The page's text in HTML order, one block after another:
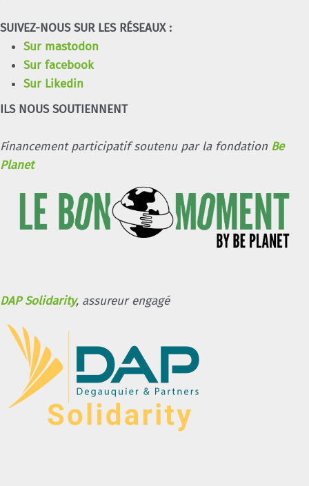
SUIVEZ-NOUS SUR LES RÉSEAUX :
Sur mastodon
Sur facebook
Sur Likedin
ILS NOUS SOUTIENNENT
Financement participatif soutenu par la fondation Be
Planet
DAP Solidarity, assureur engagé